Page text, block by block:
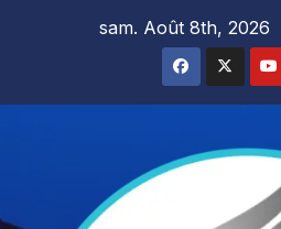
sam. Août 8th, 2026